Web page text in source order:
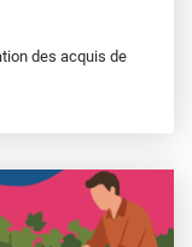
des acquis de